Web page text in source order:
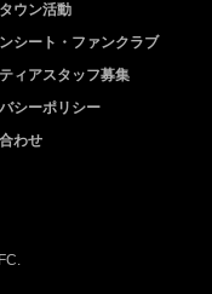
ウン活動
シート・ファンクラブ
ィアスタッフ募集
シーポリシー
わせ